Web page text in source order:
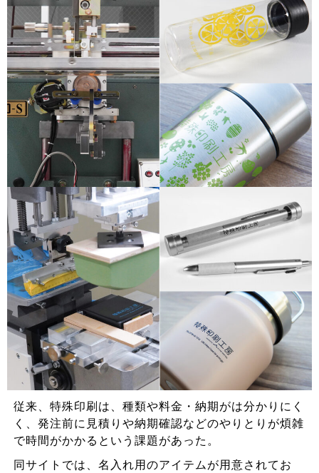
従来、特殊印刷は、種類や料金・納期がは分かりにく
く、発注前に見積りや納期確認などのやりとりが煩雑
で時間がかかるという課題があった。
同サイトでは、名入れ用のアイテムが用意されてお